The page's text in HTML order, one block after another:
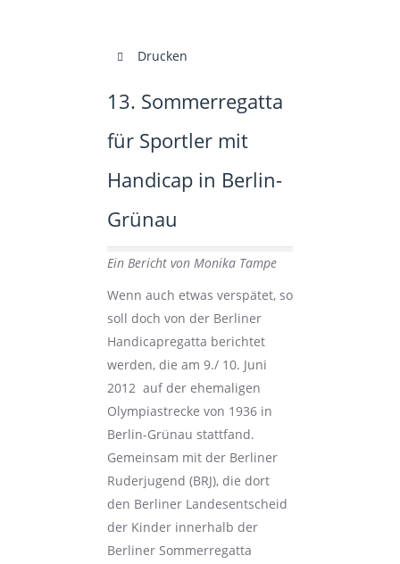
Drucken
13. Sommerregatta
für Sportler mit
Handicap in Berlin-
Grünau
Ein Bericht von Monika Tampe
Wenn auch etwas verspätet, so
soll doch von der Berliner
Handicapregatta berichtet
werden, die am 9./ 10. Juni
2012 auf der ehemaligen
Olympiastrecke von 1936 in
Berlin-Grünau stattfand.
Gemeinsam mit der Berliner
Ruderjugend (BRJ), die dort
den Berliner Landesentscheid
der Kinder innerhalb der
Berliner Sommerregatta